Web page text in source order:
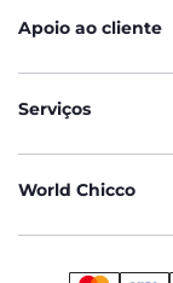
Apoio ao cliente
Serviços
World Chicco